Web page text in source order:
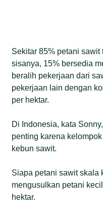
Sekitar 85% petani
sisanya, 15% bersedia
beralih pekerjaan dari
pekerjaan lain dengan
per hektar.
Di Indonesia, kata
penting karena
kebun sawit.
Siapa petani sawit skala
mengusulkan petani
hektar.